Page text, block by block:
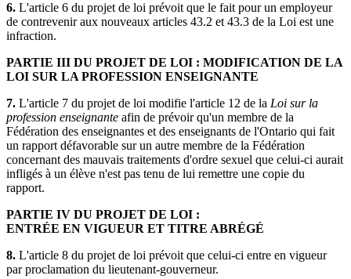
6. L'article 6 du projet de loi prévoit que le fait pour un employeur
de contrevenir aux nouveaux articles 43.2 et 43.3 de la Loi est une
infraction.
PARTIE III DU PROJET DE LOI : MODIFICATION DE LA
LOI SUR LA PROFESSION ENSEIGNANTE
7. L'article 7 du projet de loi modifie l'article 12 de la Loi sur la
profession enseignante afin de prévoir qu'un membre de la
Fédération des enseignantes et des enseignants de l'Ontario qui fait
un rapport défavorable sur un autre membre de la Fédération
concernant des mauvais traitements d'ordre sexuel que celui-ci aurait
infligés à un élève n'est pas tenu de lui remettre une copie du
rapport.
PARTIE IV DU PROJET DE LOI :
ENTRÉE EN VIGUEUR ET TITRE ABRÉGÉ
8. L'article 8 du projet de loi prévoit que celui-ci entre en vigueur
par proclamation du lieutenant-gouverneur.